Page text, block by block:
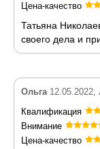
Цена-качество
Татьяна
своего дела и
Ольга12.05.2022,
Квалификация
Внимание
Цена-качество